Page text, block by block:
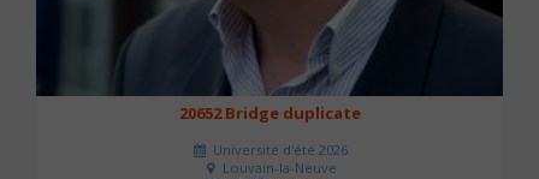
20652 Bridge duplicate
Université d'été 2026
Louvain-la-Neuve